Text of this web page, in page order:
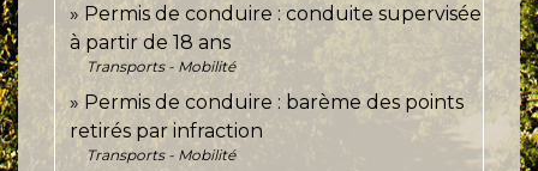
Permis de conduire : conduite supervisée
à partir de 18 ans
Transports - Mobilité
Permis de conduire : barème des points
retirés par infraction
Transports - Mobilité